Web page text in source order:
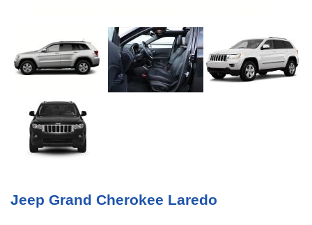
Jeep Grand Cherokee Laredo